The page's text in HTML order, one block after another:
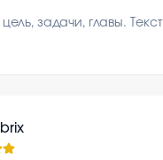
задачи, главы. Текст